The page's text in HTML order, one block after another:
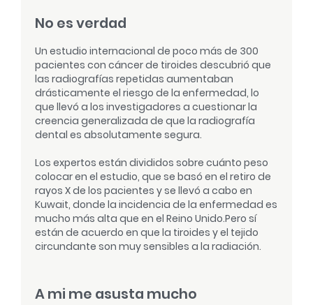
No es verdad
Un estudio internacional de poco más de 300
pacientes con cáncer de tiroides descubrió que
las radiografías repetidas aumentaban
drásticamente el riesgo de la enfermedad, lo
que llevó a los investigadores a cuestionar la
creencia generalizada de que la radiografía
dental es absolutamente segura.
Los expertos están divididos sobre cuánto peso
colocar en el estudio, que se basó en el retiro de
rayos X de los pacientes y se llevó a cabo en
Kuwait, donde la incidencia de la enfermedad es
mucho más alta que en el Reino Unido.Pero sí
están de acuerdo en que la tiroides y el tejido
circundante son muy sensibles a la radiación.
A mi me asusta mucho